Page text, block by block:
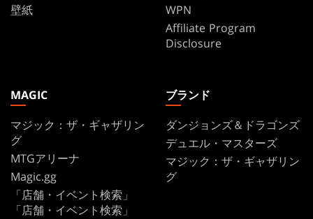
壁紙
WPN
Affiliate Program
Disclosure
MAGIC
マジック：ザ・ギャザリン
グ
MTGアリーナ
Magic.gg
「店舗・イベント検索」
「店舗・イベント検索」
ブランド
ダンジョンズ＆ドラゴンズ
デュエル・マスターズ
マジック：ザ・ギャザリン
グ